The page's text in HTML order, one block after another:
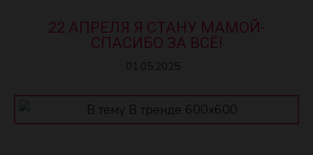
22 АПРЕЛЯ Я СТАНУ МАМОЙ-
СПАСИБО ЗА ВСЁ!
01.05.2025